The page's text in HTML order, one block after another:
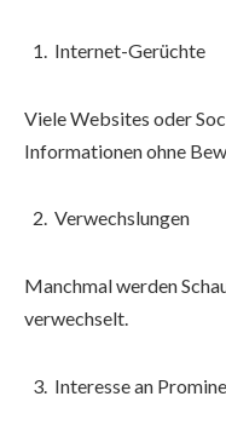
Internet-Gerüchte
Viele Websites oder
Informationen ohne
Verwechslungen
Manchmal werden
verwechselt.
Interesse an